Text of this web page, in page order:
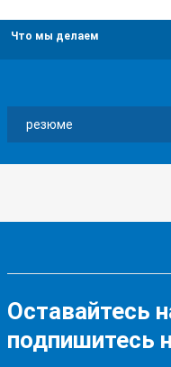
Что мы делаем
Оставайтесь
подпишитесь